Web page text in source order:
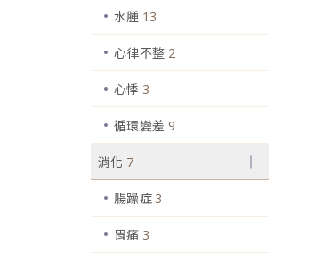
水腫 13
心律不整 2
心悸 3
循環變差 9
消化 7
腸躁症 3
胃痛 3